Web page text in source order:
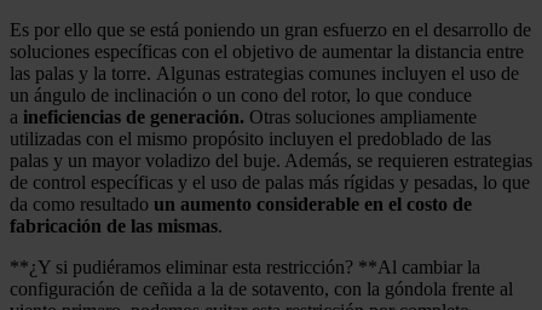
Es por ello que se está poniendo un gran esfuerzo en el desarrollo de
soluciones específicas con el objetivo de aumentar la distancia entre
las palas y la torre. Algunas estrategias comunes incluyen el uso de
un ángulo de inclinación o un cono del rotor, lo que conduce
a ineficiencias de generación. Otras soluciones ampliamente
utilizadas con el mismo propósito incluyen el predoblado de las
palas y un mayor voladizo del buje. Además, se requieren estrategias
de control específicas y el uso de palas más rígidas y pesadas, lo que
da como resultado un aumento considerable en el costo de
fabricación de las mismas.
**¿Y si pudiéramos eliminar esta restricción? **Al cambiar la
configuración de ceñida a la de sotavento, con la góndola frente al